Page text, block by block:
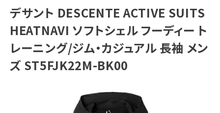
ACCOUNT MENU
ようこそ ゲスト 様
meeting_room person 会員登録
スポーツから選ぶ
デサント DESCENTE ACTIVE SUITS
HEATNAVI ソフトシェル フーディー ト
レーニング/ジム・カジュアル 長袖 メン
ズ ST5FJK22M-BK00